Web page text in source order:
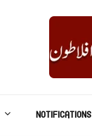
NOTIFICATIONS